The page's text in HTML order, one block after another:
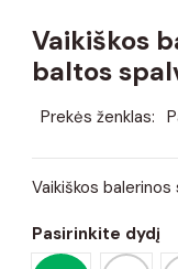
Vaikiškos
baltos
Prekės ženklas:
Vaikiškos
Pasirinkite dydį